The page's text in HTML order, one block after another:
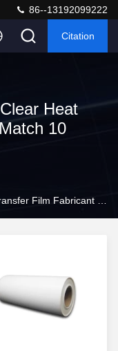
86--13192099222
Citation
Heat
10